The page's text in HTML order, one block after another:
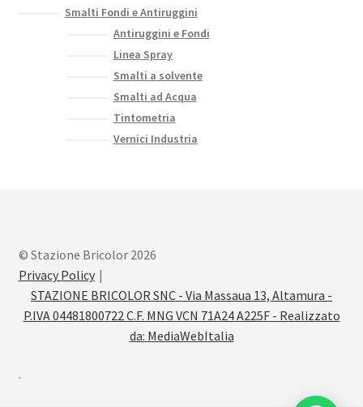
Smalti Fondi e Antiruggini
Antiruggini e Fondi
Linea Spray
Smalti a solvente
Smalti ad Acqua
Tintometria
Vernici Industria
© Stazione Bricolor 2026
Privacy Policy
STAZIONE BRICOLOR SNC - Via Massaua 13, Altamura -
P.IVA 04481800722 C.F. MNG VCN 71A24 A225F - Realizzato
da: MediaWebItalia
.